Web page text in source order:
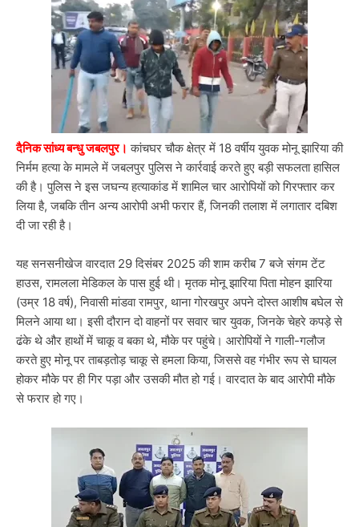
दैनिक सांध्य बन्धु जबलपुर। कांचघर चौक क्षेत्र में 18 वर्षीय युवक मोनू झारिया की
निर्मम हत्या के मामले में जबलपुर पुलिस ने कार्रवाई करते हुए बड़ी सफलता हासिल
की है। पुलिस ने इस जघन्य हत्याकांड में शामिल चार आरोपियों को गिरफ्तार कर
लिया है, जबकि तीन अन्य आरोपी अभी फरार हैं, जिनकी तलाश में लगातार दबिश
दी जा रही है।
यह सनसनीखेज वारदात 29 दिसंबर 2025 की शाम करीब 7 बजे संगम टेंट
हाउस, रामलला मेडिकल के पास हुई थी। मृतक मोनू झारिया पिता मोहन झारिया
(उम्र 18 वर्ष), निवासी मांडवा रामपुर, थाना गोरखपुर अपने दोस्त आशीष बघेल से
मिलने आया था। इसी दौरान दो वाहनों पर सवार चार युवक, जिनके चेहरे कपड़े से
ढंके थे और हाथों में चाकू व बका थे, मौके पर पहुंचे। आरोपियों ने गाली-गलौज
करते हुए मोनू पर ताबड़तोड़ चाकू से हमला किया, जिससे वह गंभीर रूप से घायल
होकर मौके पर ही गिर पड़ा और उसकी मौत हो गई। वारदात के बाद आरोपी मौके
से फरार हो गए।